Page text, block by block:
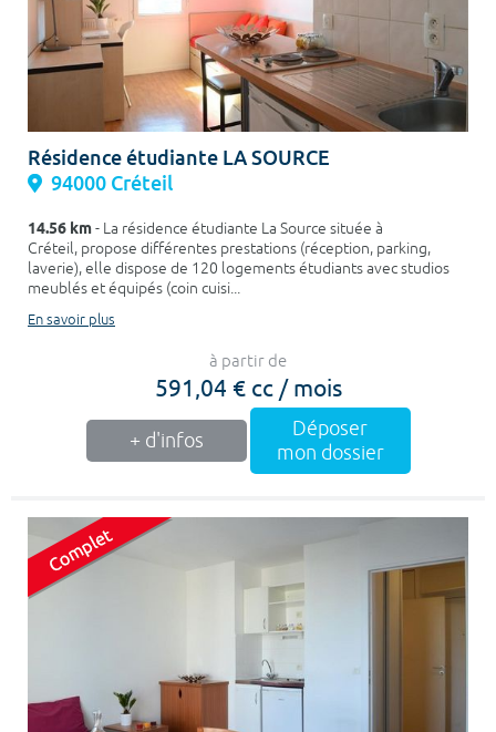
Résidence étudiante LA SOURCE
94000 Créteil
14.56 km- La résidence étudiante La Source située à
Créteil, propose différentes prestations (réception, parking,
laverie), elle dispose de 120 logements étudiants avec studios
meublés et équipés (coin cuisi...
En savoir plus
à partir de
591,04 € cc / mois
+ d'infos
Déposer
mon dossier